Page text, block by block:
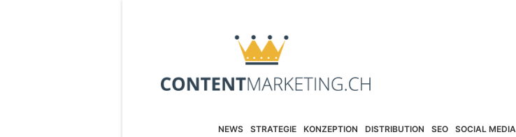
NEWS STRATEGIE KONZEPTION DISTRIBUTION SEO SOCIAL MEDIA